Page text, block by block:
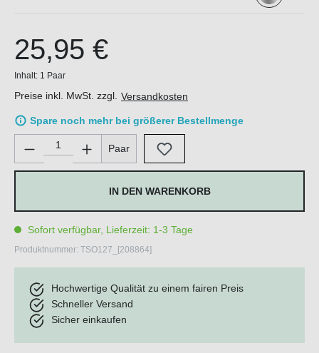
25,95 €
Inhalt: 1 Paar
Preise inkl. MwSt. zzgl. Versandkosten
Spare noch mehr bei größerer Bestellmenge
Produkt Anzahl: Gib den gewünschten Wert ein oder
Paar
IN DEN WARENKORB
Sofort verfügbar, Lieferzeit: 1-3 Tage
Produktnummer: TSO127_[208864]
Hochwertige Qualität zu einem fairen Preis
Schneller Versand
Sicher einkaufen